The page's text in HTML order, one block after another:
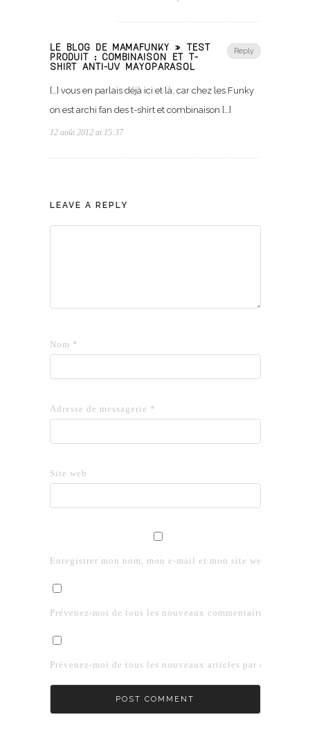
Reply
LE BLOG DE MAMAFUNKY » TEST
PRODUIT : COMBINAISON ET T-
SHIRT ANTI-UV MAYOPARASOL
[…] vous en parlais déjà ici et là, car chez les Funky
on est archi fan des t-shirt et combinaison […]
12 août 2012 at 15:37
LEAVE A REPLY
Nom *
Adresse de messagerie *
Site web
Enregistrer mon nom, mon e-mail et mon site web dans le
Prévenez-moi de tous les nouveaux commentaires par e-
Prévenez-moi de tous les nouveaux articles par e-mail.